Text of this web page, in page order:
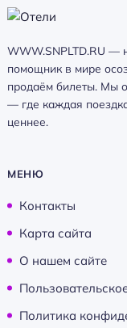
WWW.SNPLTD.RU —
помощник в мире
продаём билеты. Мы
— где каждая
ценнее.
МЕНЮ
Контакты
Карта сайта
О нашем сайте
Политика